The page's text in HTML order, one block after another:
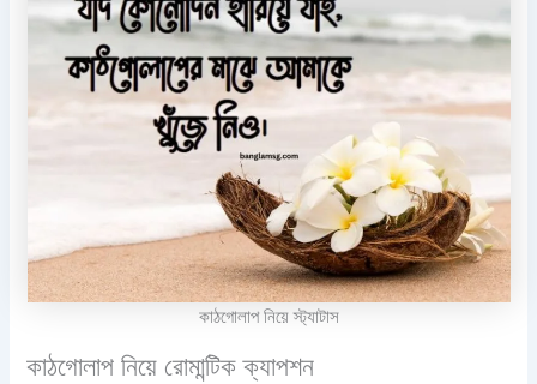
কাঠগোলাপ নিয়ে স্ট্যাটাস
কাঠগোলাপ নিয়ে রোমান্টিক ক্যাপশন